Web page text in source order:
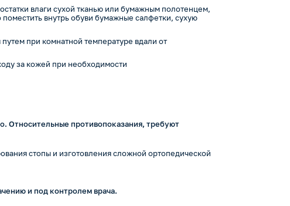
влаги сухой тканью или бумажным полотенцем,
внутрь обуви бумажные салфетки, сухую
при комнатной температуре вдали от
за кожей при необходимости
Относительные противопоказания, требуют
стопы и изготовления сложной ортопедической
и под контролем врача.